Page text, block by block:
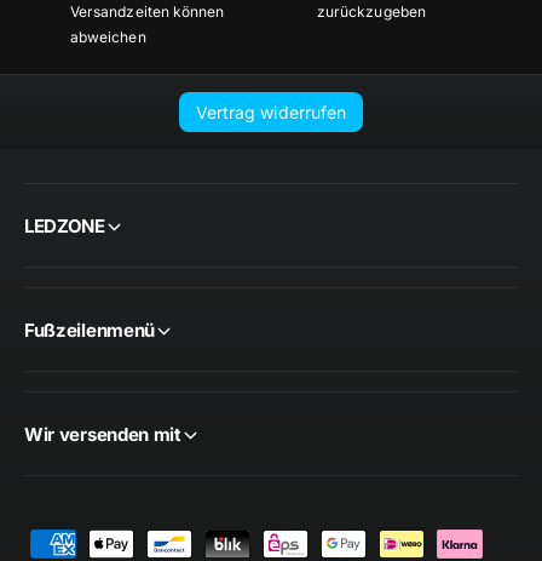
Versandzeiten können
abweichen
zurückzugeben
Vertrag widerrufen
LEDZONE
Fußzeilenmenü
Wir versenden mit